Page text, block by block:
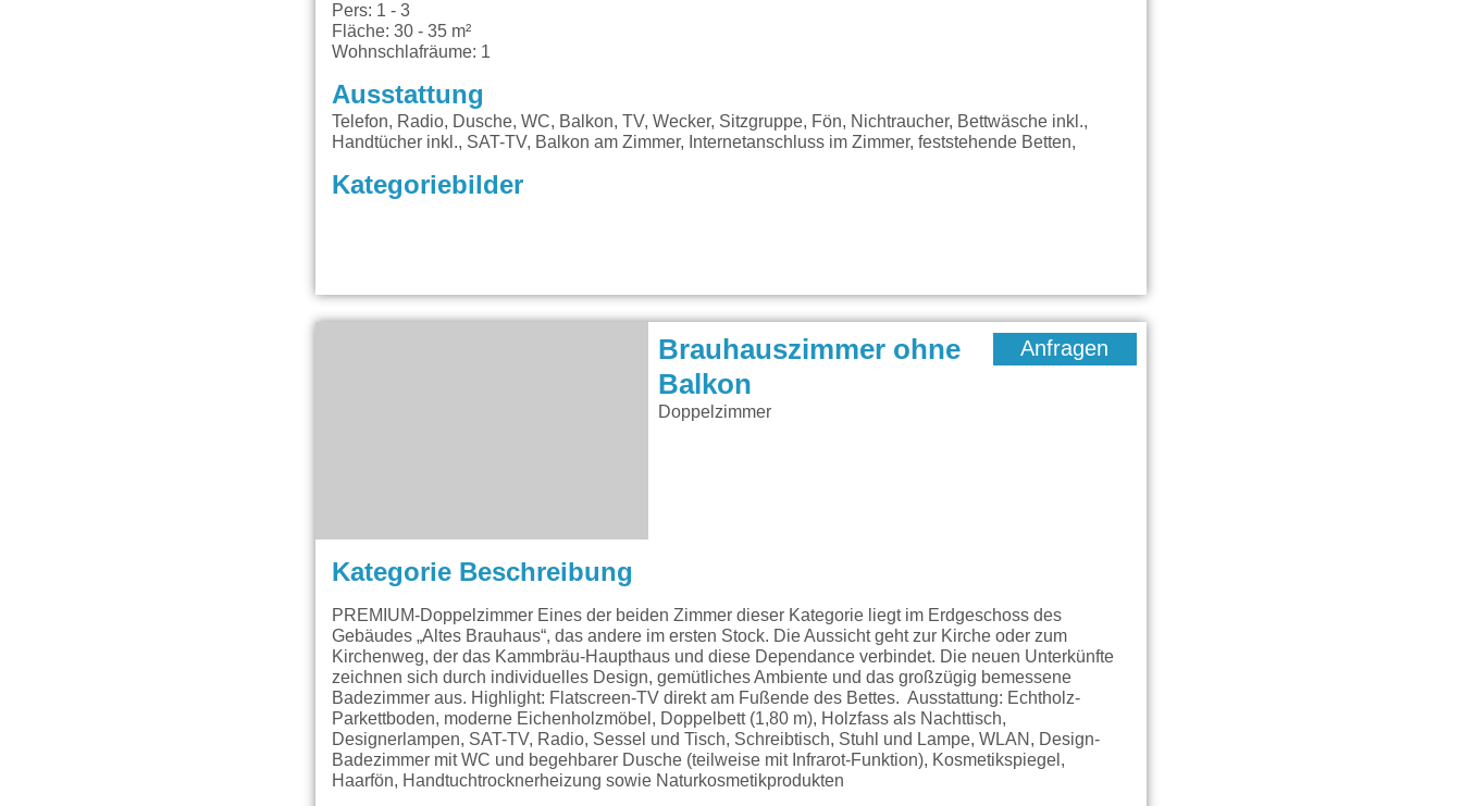
Pers: 1 - 3
Fläche: 30 - 35 m²
Wohnschlafräume: 1
Ausstattung
Telefon, Radio, Dusche, WC, Balkon, TV, Wecker, Sitzgruppe, Fön, Nichtraucher, Bettwäsche inkl.,
Handtücher inkl., SAT-TV, Balkon am Zimmer, Internetanschluss im Zimmer, feststehende Betten,
Kategoriebilder
Brauhauszimmer ohne
Balkon
Doppelzimmer
Anfragen
Kategorie Beschreibung
PREMIUM-Doppelzimmer Eines der beiden Zimmer dieser Kategorie liegt im Erdgeschoss des
Gebäudes „Altes Brauhaus“, das andere im ersten Stock. Die Aussicht geht zur Kirche oder zum
Kirchenweg, der das Kammbräu-Haupthaus und diese Dependance verbindet. Die neuen Unterkünfte
zeichnen sich durch individuelles Design, gemütliches Ambiente und das großzügig bemessene
Badezimmer aus. Highlight: Flatscreen-TV direkt am Fußende des Bettes. Ausstattung: Echtholz-
Parkettboden, moderne Eichenholzmöbel, Doppelbett (1,80 m), Holzfass als Nachttisch,
Designerlampen, SAT-TV, Radio, Sessel und Tisch, Schreibtisch, Stuhl und Lampe, WLAN, Design-
Badezimmer mit WC und begehbarer Dusche (teilweise mit Infrarot-Funktion), Kosmetikspiegel,
Haarfön, Handtuchtrocknerheizung sowie Naturkosmetikprodukten